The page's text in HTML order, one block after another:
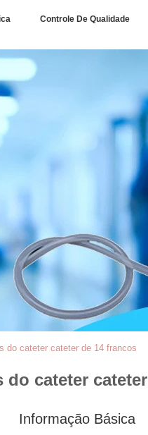
Controle De Qualidade
do cateter cateter de 14 francos
cateter
Informação Básica